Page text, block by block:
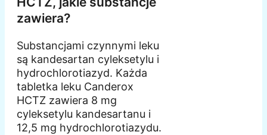
zawiera?
Substancjami czynnymi leku
są kandesartan cyleksetylu i
hydrochlorotiazyd. Każda
tabletka leku Canderox
HCTZ zawiera 8 mg
cyleksetylu kandesartanu i
12,5 mg hydrochlorotiazydu.